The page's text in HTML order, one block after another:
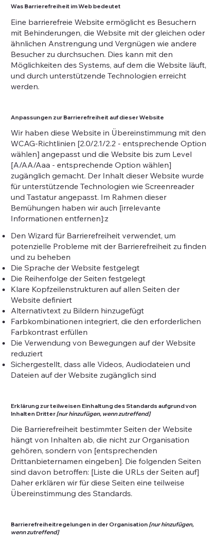
Was Barrierefreiheit im Web bedeutet
Eine barrierefreie Website ermöglicht es Besuchern
mit Behinderungen, die Website mit der gleichen oder
ähnlichen Anstrengung und Vergnügen wie andere
Besucher zu durchsuchen. Dies kann mit den
Möglichkeiten des Systems, auf dem die Website läuft,
und durch unterstützende Technologien erreicht
werden.
Anpassungen zur Barrierefreiheit auf dieser Website
Wir haben diese Website in Übereinstimmung mit den
WCAG-Richtlinien [2.0/2.1/2.2 - entsprechende Option
wählen] angepasst und die Website bis zum Level
[A/AA/Aaa - entsprechende Option wählen]
zugänglich gemacht. Der Inhalt dieser Website wurde
für unterstützende Technologien wie Screenreader
und Tastatur angepasst. Im Rahmen dieser
Bemühungen haben wir auch [irrelevante
Informationen entfernen]:z
Den Wizard für Barrierefreiheit verwendet, um
potenzielle Probleme mit der Barrierefreiheit zu finden
und zu beheben
Die Sprache der Website festgelegt
Die Reihenfolge der Seiten festgelegt
Klare Kopfzeilenstrukturen auf allen Seiten der
Website definiert
Alternativtext zu Bildern hinzugefügt
Farbkombinationen integriert, die den erforderlichen
Farbkontrast erfüllen
Die Verwendung von Bewegungen auf der Website
reduziert
Sichergestellt, dass alle Videos, Audiodateien und
Dateien auf der Website zugänglich sind
Erklärung zur teilweisen Einhaltung des Standards aufgrund von
Inhalten Dritter [nur hinzufügen, wenn zutreffend]
Die Barrierefreiheit bestimmter Seiten der Website
hängt von Inhalten ab, die nicht zur Organisation
gehören, sondern von [entsprechenden
Drittanbieternamen eingeben]. Die folgenden Seiten
sind davon betroffen: [Liste die URLs der Seiten auf]
Daher erklären wir für diese Seiten eine teilweise
Übereinstimmung des Standards.
Barrierefreiheitregelungen in der Organisation[nur hinzufügen,
wenn zutreffend]